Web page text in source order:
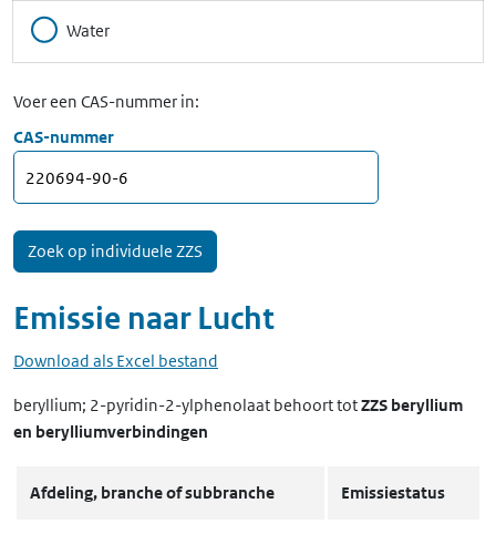
Water
Voer een CAS-nummer in:
CAS-nummer
Emissie naar Lucht
Download als Excel bestand
beryllium; 2-pyridin-2-ylphenolaat behoort totZZS beryllium
en berylliumverbindingen
Afdeling, branche of subbranche Emissiestatus